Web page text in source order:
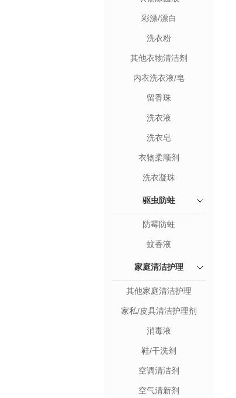
彩漂/漂白
洗衣粉
其他衣物清洁剂
内衣洗衣液/皂
留香珠
洗衣液
洗衣皂
衣物柔顺剂
洗衣凝珠
驱虫防蛀
防霉防蛀
蚊香液
家庭清洁护理
其他家庭清洁护理
家私/皮具清洁护理剂
消毒液
鞋/干洗剂
空调清洁剂
空气清新剂